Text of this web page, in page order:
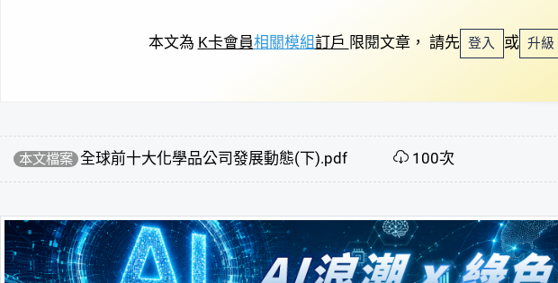
本文為 K卡會員相關模組訂戶 限閱文章， 請先 登入 或 升級
本文檔案 全球前十大化學品公司發展動態(下).pdf 100次